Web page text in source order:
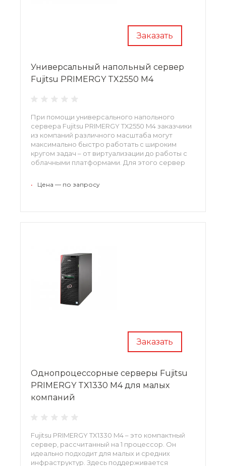
Заказать
Универсальный напольный сервер
Fujitsu PRIMERGY TX2550 M4
При помощи универсального напольного
сервера Fujitsu PRIMERGY TX2550 M4 заказчики
из компаний различного масштаба могут
максимально быстро работать с широким
кругом задач – от виртуализации до работы с
облачными платформами. Для этого сервер
поколения и оперативной памятью DDR4
• Цена — по запросу
Заказать
Однопроцессорные серверы Fujitsu
PRIMERGY TX1330 M4 для малых
компаний
Fujitsu PRIMERGY TX1330 M4 – это компактный
сервер, рассчитанный на 1 процессор. Он
идеально подходит для малых и средних
инфраструктур. Здесь поддерживается